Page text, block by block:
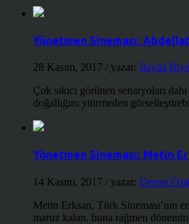
Yönetmen Sineması:
28 Kasım, 2017 / yazar: İlayda
Çok sıkıcı görünen senaryoları
doğallığını yitirmeden
Yönetmen Sineması: Metin
14 Kasım, 2017 / yazar: Demet
Metin Erksan, Türk Sineması’nın
maruz kalan, buna rağmen